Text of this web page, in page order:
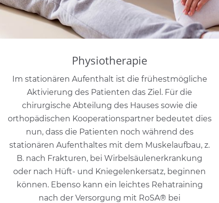
Physiotherapie
Im stationären Aufenthalt ist die frühestmögliche
Aktivierung des Patienten das Ziel. Für die
chirurgische Abteilung des Hauses sowie die
orthopädischen Kooperationspartner bedeutet dies
nun, dass die Patienten noch während des
stationären Aufenthaltes mit dem Muskelaufbau, z.
B. nach Frakturen, bei Wirbelsäulenerkrankung
oder nach Hüft- und Kniegelenkersatz, beginnen
können. Ebenso kann ein leichtes Rehatraining
nach der Versorgung mit RoSA® bei